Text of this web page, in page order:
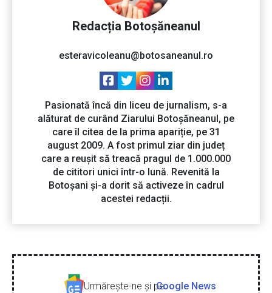
Redacția Botoșăneanul
esteravicoleanu@botosaneanul.ro
Pasionată încă din liceu de jurnalism, s-a
alăturat de curând Ziarului Botoșăneanul, pe
care îl citea de la prima apariție, pe 31
august 2009. A fost primul ziar din județ
care a reușit să treacă pragul de 1.000.000
de cititori unici într-o lună. Revenită la
Botoșani și-a dorit să activeze în cadrul
acestei redacții.
Urmăreşte-ne şi peGoogle News